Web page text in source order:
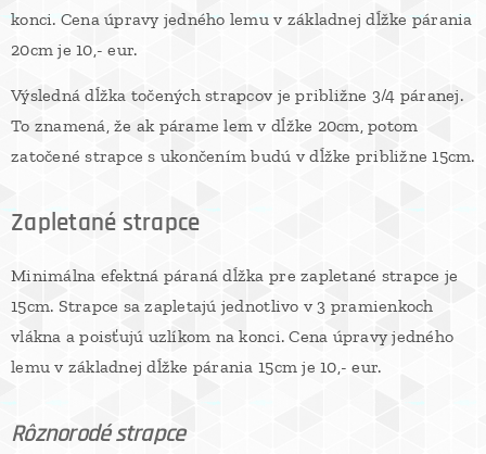
konci. Cena úpravy jedného lemu v základnej dĺžke párania
20cm je 10,- eur.
Výsledná dĺžka točených strapcov je približne 3/4 páranej.
To znamená, že ak párame lem v dĺžke 20cm, potom
zatočené strapce s ukončením budú v dĺžke približne 15cm.
Zapletané strapce
Minimálna efektná páraná dĺžka pre zapletané strapce je
15cm. Strapce sa zapletajú jednotlivo v 3 pramienkoch
vlákna a poisťujú uzlíkom na konci. Cena úpravy jedného
lemu v základnej dĺžke párania 15cm je 10,- eur.
Rôznorodé strapce